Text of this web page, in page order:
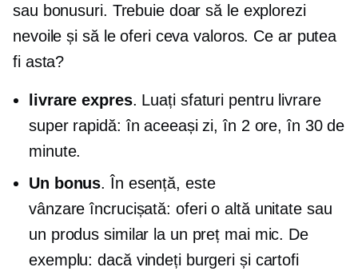
sau bonusuri. Trebuie doar să le explorezi
nevoile și să le oferi ceva valoros. Ce ar putea
fi asta?
livrare expres. Luați sfaturi pentru livrare
super rapidă: în aceeași zi, în 2 ore, în 30 de
minute.
Un bonus. În esență, este
vânzare încrucișată: oferi o altă unitate sau
un produs similar la un preț mai mic. De
exemplu: dacă vindeți burgeri și cartofi